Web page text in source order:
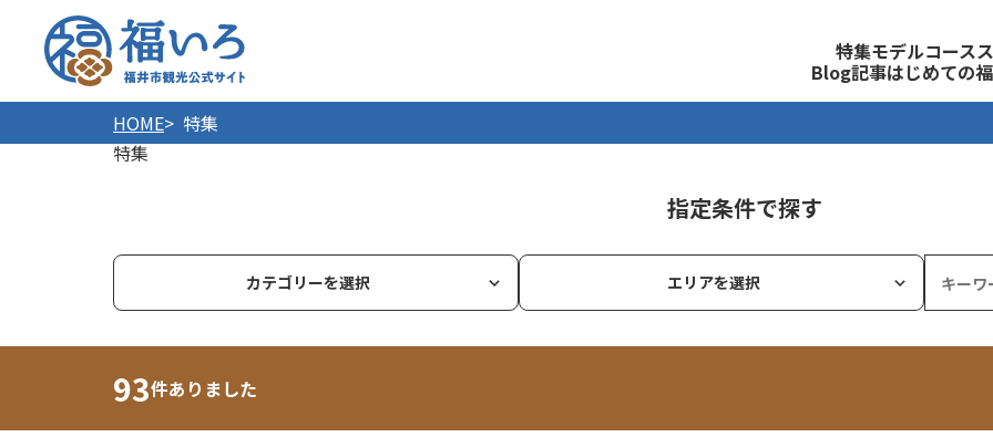
福井市観光公式サイ
特集モデルコース
Blog記事はじめての
HOME
特集
特集
指定条件で探す
カテゴリーを選択 エリアを選択
93件ありました